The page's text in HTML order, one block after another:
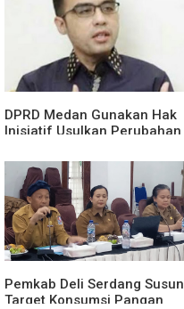
DPRD Medan Gunakan Hak
Inisiatif Usulkan Perubahan
Kemiskinan
Pemkab Deli Serdang Susun
Target Konsumsi Pangan